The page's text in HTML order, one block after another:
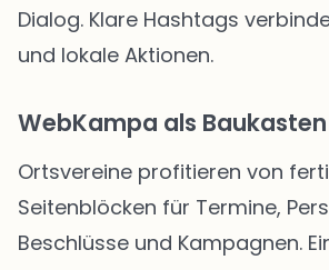
Dialog. Klare Hashtags
und lokale Aktionen.
WebKampa als Baukasten
Ortsvereine profitieren von
Seitenblöcken für Termine,
Beschlüsse und Kampagnen.